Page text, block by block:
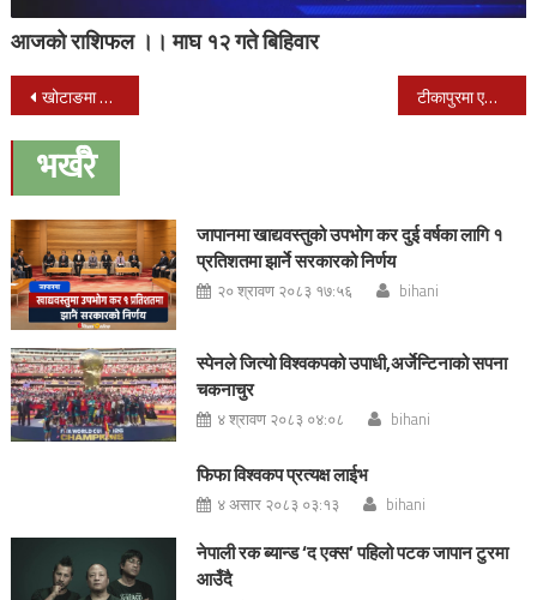
आजको राशिफल ।। माघ १२ गते बिहिवार
Post
navigation
खोटाङमा अलैंची उत्पादनमा बृद्धि ,भाउ नपाउँदा कृषक चिन्तित टीकापुरमा एक जना व्यत्ती मृत फेला
भर्खरै
जापानमा खाद्यवस्तुको उपभोग कर दुई वर्षका लागि १
प्रतिशतमा झार्ने सरकारको निर्णय
२० श्रावण २०८३ १७:५६ bihani
स्पेनले जित्यो विश्वकपको उपाधी,अर्जेन्टिनाको सपना
चकनाचुर
४ श्रावण २०८३ ०४:०८ bihani
फिफा विश्वकप प्रत्यक्ष लाईभ
४ असार २०८३ ०३:१३ bihani
नेपाली रक ब्यान्ड ‘द एक्स’ पहिलो पटक जापान टुरमा
आउँदै